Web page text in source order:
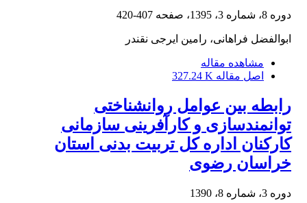
دوره 8، شماره 3، 1395، صفحه 407-420
ابوالفضل فراهانی، رامین ایرجی نقندر
مشاهده مقاله
اصل مقاله 327.24 K
رابطه بین عوامل روانشناختی
توانمندسازی و کارآفرینی سازمانی
کارکنان اداره کل تربیت بدنی استان
خراسان رضوی
دوره 3، شماره 8، 1390